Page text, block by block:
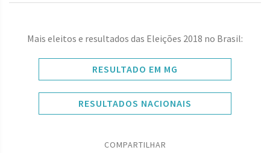
Mais eleitos e resultados das Eleições 2018 no Brasil:
RESULTADO EM MG
RESULTADOS NACIONAIS
COMPARTILHAR